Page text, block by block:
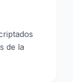
de la